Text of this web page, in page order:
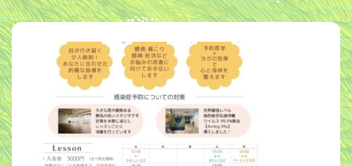
オンラインレッスン
インストラクター 派遣
お客様の声
お問い合わせ